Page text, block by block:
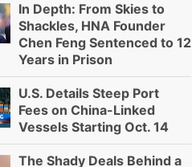
In Depth: From Skies to
Shackles, HNA Founder
Chen Feng Sentenced to 12
Years in Prison
U.S. Details Steep Port
Fees on China-Linked
Vessels Starting Oct. 14
The Shady Deals Behind a